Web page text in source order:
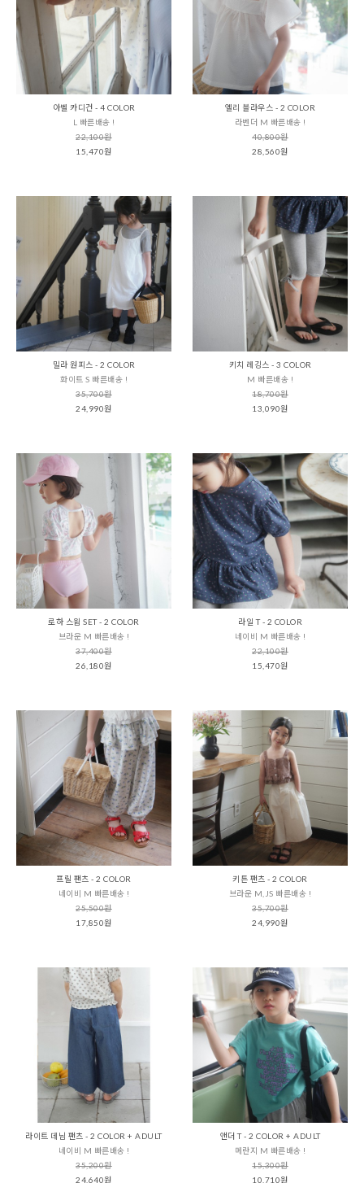
아벨 카디건 - 4 COLOR
L 빠른배송 !
22,100원
15,470원
엘리 블라우스 - 2 COLOR
라벤더 M 빠른배송 !
40,800원
28,560원
밀라 원피스 - 2 COLOR
화이트 S 빠른배송 !
35,700원
24,990원
키치 레깅스 - 3 COLOR
M 빠른배송 !
18,700원
13,090원
로하 스윔 SET - 2 COLOR
브라운 M 빠른배송 !
37,400원
26,180원
라일 T - 2 COLOR
네이비 M 빠른배송 !
22,100원
15,470원
프릴 팬츠 - 2 COLOR
네이비 M 빠른배송 !
25,500원
17,850원
키튼 팬츠 - 2 COLOR
브라운 M,JS 빠른배송 !
35,700원
24,990원
라이트 데님 팬츠 - 2 COLOR + ADULT
네이비 M 빠른배송 !
35,200원
24,640원
앤더 T - 2 COLOR + ADULT
메란지 M 빠른배송 !
15,300원
10,710원